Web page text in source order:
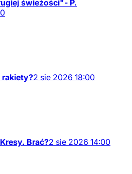
świeżości"- P.
rakiety?2 sie 2026 18:00
Brać?2 sie 2026 14:00